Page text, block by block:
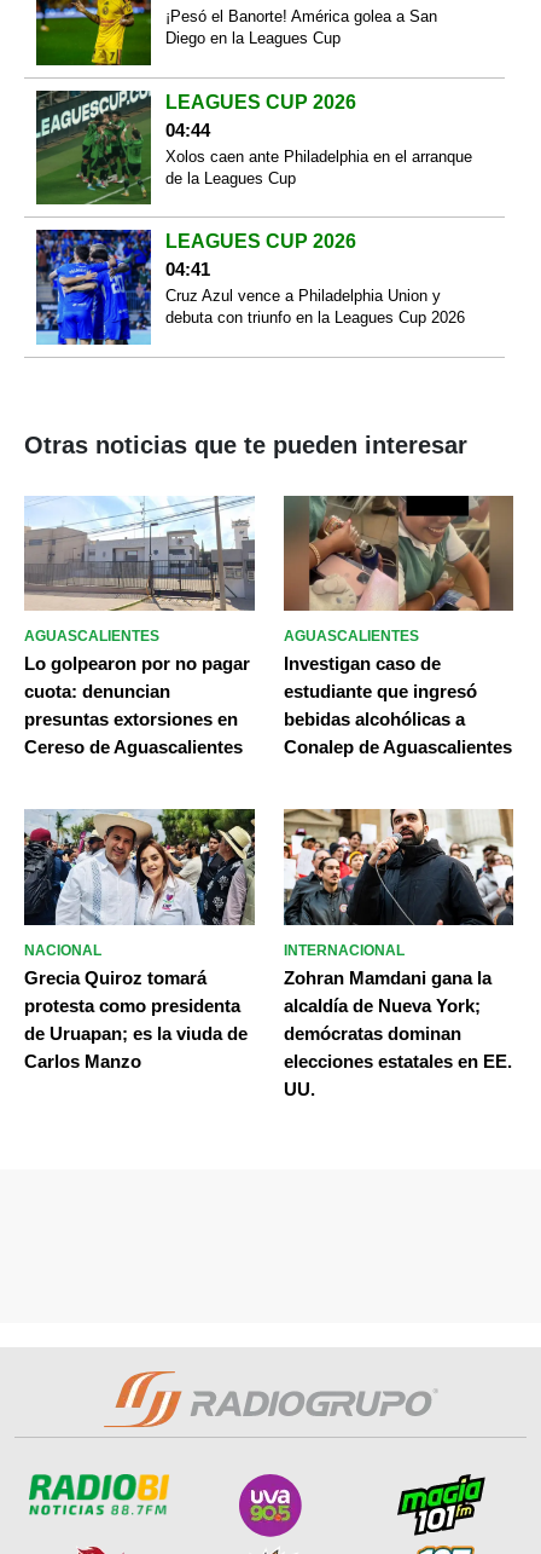
¡Pesó el Banorte! América golea a San
Diego en la Leagues Cup
LEAGUES CUP 2026
04:44
Xolos caen ante Philadelphia en el arranque
de la Leagues Cup
LEAGUES CUP 2026
04:41
Cruz Azul vence a Philadelphia Union y
debuta con triunfo en la Leagues Cup 2026
Otras noticias que te pueden interesar
AGUASCALIENTES
Lo golpearon por no pagar
cuota: denuncian
presuntas extorsiones en
Cereso de Aguascalientes
AGUASCALIENTES
Investigan caso de
estudiante que ingresó
bebidas alcohólicas a
Conalep de Aguascalientes
NACIONAL
Grecia Quiroz tomará
protesta como presidenta
de Uruapan; es la viuda de
Carlos Manzo
INTERNACIONAL
Zohran Mamdani gana la
alcaldía de Nueva York;
demócratas dominan
elecciones estatales en EE.
UU.